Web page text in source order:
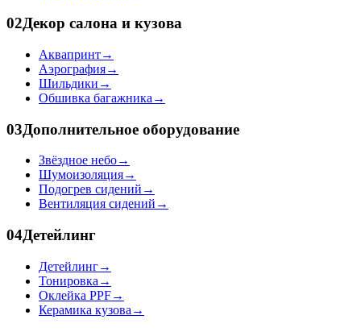
02Декор салона и кузова
Аквапринт→
Аэрография→
Шильдики →
Обшивка багажника →
03Дополнительное оборудование
Звёздное небо→
Шумоизоляция→
Подогрев сидений →
Вентиляция сидений →
04Детейлинг
Детейлинг→
Тонировка →
Оклейка PPF→
Керамика кузова →